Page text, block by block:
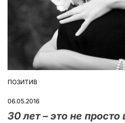
ОПУБЛІКУВАТИ
ПОЗИТИВ
06.05.2016
30 лет – это не